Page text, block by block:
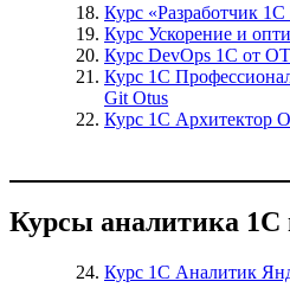
Курс «Разработчик
Курс Ускорение и
Курс DevOps 1С от
Курс 1С
Git Otus
Курс 1С Архитектор
Курсы аналитика 1С
Курс 1С Аналитик